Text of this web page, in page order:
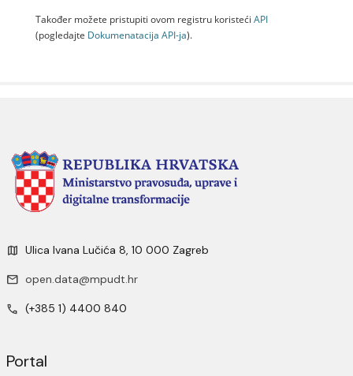
Također možete pristupiti ovom registru koristeći API
(pogledajte Dokumenаtаcijа API-jа).